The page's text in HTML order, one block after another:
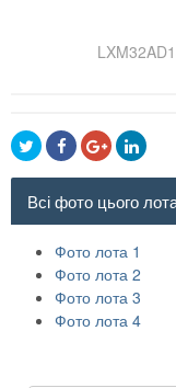
Всі фото цього
Фото лота 1
Фото лота 2
Фото лота 3
Фото лота 4